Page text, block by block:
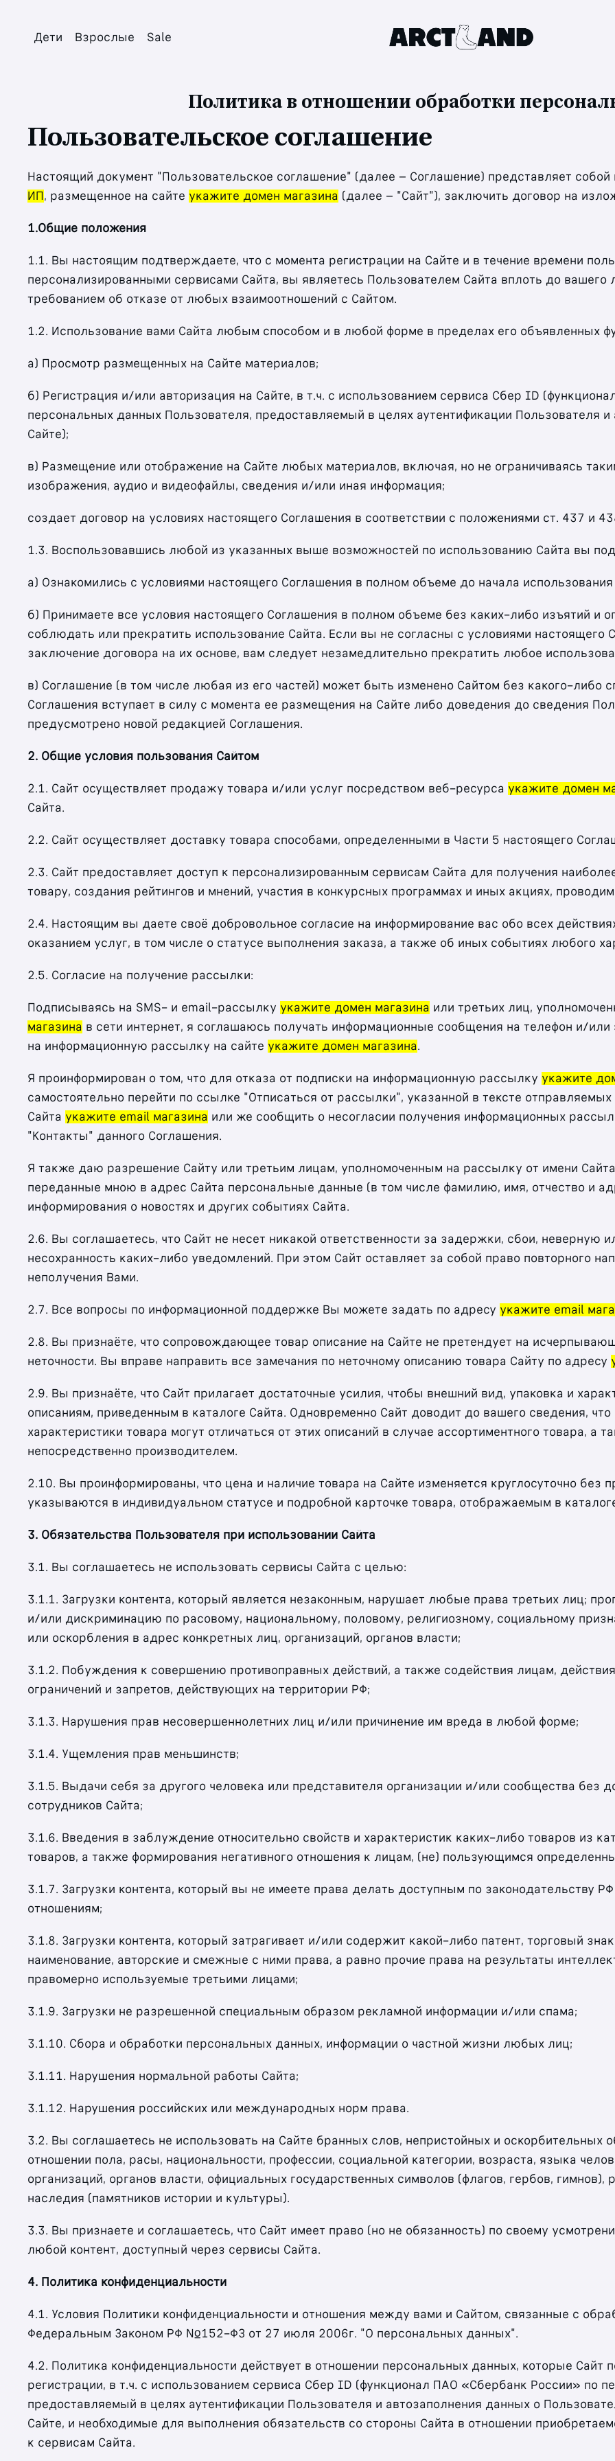
Дети Взрослые Sale
Политика в отношении обработки
Пользовательское соглашение
Настоящий документ "Пользовательское соглашение" (далее – Соглашение) представляет
ИП , размещенное на сайте укажите домен магазина (далее – "Сайт"), заключить договор на
1.Общие положения
1.1. Вы настоящим подтверждаете, что с момента регистрации на Сайте и в течение времени
персонализированными сервисами Сайта, вы являетесь Пользователем Сайта вплоть до
требованием об отказе от любых взаимоотношений с Сайтом.
1.2. Использование вами Сайта любым способом и в любой форме в пределах его объявленных
а) Просмотр размещенных на Сайте материалов;
б) Регистрация и/или авторизация на Сайте, в т.ч. с использованием сервиса Сбер ID
персональных данных Пользователя, предоставляемый в целях аутентификации Пользователя
Сайте);
в) Размещение или отображение на Сайте любых материалов, включая, но не ограничиваясь
изображения, аудио и видеофайлы, сведения и/или иная информация;
создает договор на условиях настоящего Соглашения в соответствии с положениями ст. 437 и
1.3. Воспользовавшись любой из указанных выше возможностей по использованию Сайта вы
а) Ознакомились с условиями настоящего Соглашения в полном объеме до начала использования
б) Принимаете все условия настоящего Соглашения в полном объеме без каких-либо изъятий и
соблюдать или прекратить использование Сайта. Если вы не согласны с условиями настоящего
заключение договора на их основе, вам следует незамедлительно прекратить любое
в) Соглашение (в том числе любая из его частей) может быть изменено Сайтом без какого-либо
Соглашения вступает в силу с момента ее размещения на Сайте либо доведения до сведения
предусмотрено новой редакцией Соглашения.
2. Общие условия пользования Сайтом
2.1. Сайт осуществляет продажу товара и/или услуг посредством веб-ресурса укажите домен
Сайта.
2.2. Сайт осуществляет доставку товара способами, определенными в Части 5 настоящего
2.3. Сайт предоставляет доступ к персонализированным сервисам Сайта для получения
товару, создания рейтингов и мнений, участия в конкурсных программах и иных акциях,
2.4. Настоящим вы даете своё добровольное согласие на информирование вас обо всех
оказанием услуг, в том числе о статусе выполнения заказа, а также об иных событиях любого
2.5. Согласие на получение рассылки:
Подписываясь на SMS- и email-рассылку укажите домен магазина или третьих лиц,
магазина в сети интернет, я соглашаюсь получать информационные сообщения на телефон и/
на информационную рассылку на сайте укажите домен магазина.
Я проинформирован о том, что для отказа от подписки на информационную рассылку укажите
самостоятельно перейти по ссылке "Отписаться от рассылки", указанной в тексте
Сайта укажите email магазина или же сообщить о несогласии получения информационных
"Контакты" данного Соглашения.
Я также даю разрешение Сайту или третьим лицам, уполномоченным на рассылку от имени
переданные мною в адрес Сайта персональные данные (в том числе фамилию, имя, отчество и
информирования о новостях и других событиях Сайта.
2.6. Вы соглашаетесь, что Сайт не несет никакой ответственности за задержки, сбои, неверную
несохранность каких-либо уведомлений. При этом Сайт оставляет за собой право повторного
неполучения Вами.
2.7. Все вопросы по информационной поддержке Вы можете задать по адресу укажите email
2.8. Вы признаёте, что сопровождающее товар описание на Сайте не претендует на
неточности. Вы вправе направить все замечания по неточному описанию товара Сайту по адресу
2.9. Вы признаёте, что Сайт прилагает достаточные усилия, чтобы внешний вид, упаковка и
описаниям, приведенным в каталоге Сайта. Одновременно Сайт доводит до вашего сведения,
характеристики товара могут отличаться от этих описаний в случае ассортиментного товара, а
непосредственно производителем.
2.10. Вы проинформированы, что цена и наличие товара на Сайте изменяется круглосуточно без
указываются в индивидуальном статусе и подробной карточке товара, отображаемым в
3. Обязательства Пользователя при использовании Сайта
3.1. Вы соглашаетесь не использовать сервисы Сайта с целью:
3.1.1. Загрузки контента, который является незаконным, нарушает любые права третьих лиц;
и/или дискриминацию по расовому, национальному, половому, религиозному, социальному
или оскорбления в адрес конкретных лиц, организаций, органов власти;
3.1.2. Побуждения к совершению противоправных действий, а также содействия лицам,
ограничений и запретов, действующих на территории РФ;
3.1.3. Нарушения прав несовершеннолетних лиц и/или причинение им вреда в любой форме;
3.1.4. Ущемления прав меньшинств;
3.1.5. Выдачи себя за другого человека или представителя организации и/или сообщества без
сотрудников Сайта;
3.1.6. Введения в заблуждение относительно свойств и характеристик каких-либо товаров из
товаров, а также формирования негативного отношения к лицам, (не) пользующимся
3.1.7. Загрузки контента, который вы не имеете права делать доступным по законодательству
отношениям;
3.1.8. Загрузки контента, который затрагивает и/или содержит какой-либо патент, торговый
наименование, авторские и смежные с ними права, а равно прочие права на результаты
правомерно используемые третьими лицами;
3.1.9. Загрузки не разрешенной специальным образом рекламной информации и/или спама;
3.1.10. Сбора и обработки персональных данных, информации о частной жизни любых лиц;
3.1.11. Нарушения нормальной работы Сайта;
3.1.12. Нарушения российских или международных норм права.
3.2. Вы соглашаетесь не использовать на Сайте бранных слов, непристойных и оскорбительных
отношении пола, расы, национальности, профессии, социальной категории, возраста, языка
организаций, органов власти, официальных государственных символов (флагов, гербов, гимнов),
наследия (памятников истории и культуры).
3.3. Вы признаете и соглашаетесь, что Сайт имеет право (но не обязанность) по своему
любой контент, доступный через сервисы Сайта.
4. Политика конфиденциальности
4.1. Условия Политики конфиденциальности и отношения между вами и Сайтом, связанные с
Федеральным Законом РФ №152-ФЗ от 27 июля 2006г. "О персональных данных".
4.2. Политика конфиденциальности действует в отношении персональных данных, которые Сайт
регистрации, в т.ч. с использованием сервиса Сбер ID (функционал ПАО «Сбербанк России» по
предоставляемый в целях аутентификации Пользователя и автозаполнения данных о
Сайте, и необходимые для выполнения обязательств со стороны Сайта в отношении
к сервисам Сайта.